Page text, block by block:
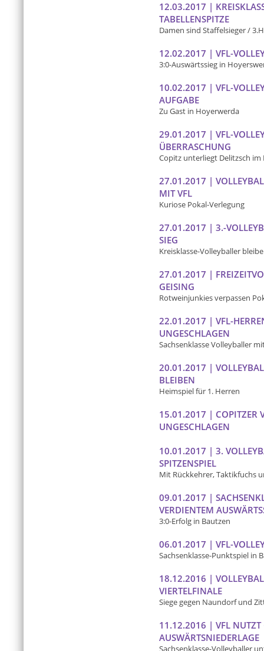
12.03.2017 |
TABELLENSPITZE
Damen sind Staffelsieger /
12.02.2017 | VFL-
3:0-Auswärtssieg in
10.02.2017 | VFL-
AUFGABE
Zu Gast in Hoyerwerda
29.01.2017 | VFL-
ÜBERRASCHUNG
Copitz unterliegt Delitzsch im
27.01.2017 |
MIT VFL
Kuriose Pokal-Verlegung
27.01.2017 | 3.-
SIEG
Kreisklasse-Volleyballer
27.01.2017 |
GEISING
Rotweinjunkies verpassen
22.01.2017 | VFL-
UNGESCHLAGEN
Sachsenklasse Volleyballer
20.01.2017 |
BLEIBEN
Heimspiel für 1. Herren
15.01.2017 | COPITZER
UNGESCHLAGEN
10.01.2017 | 3.
SPITZENSPIEL
Mit Rückkehrer, Taktikfuchs
09.01.2017 |
VERDIENTEM
3:0-Erfolg in Bautzen
06.01.2017 | VFL-
Sachsenklasse-Punktspiel in
18.12.2016 |
VIERTELFINALE
Siege gegen Naundorf und
11.12.2016 | VFL NUTZT
AUSWÄRTSNIEDERLAGE
Sachsenklasse-Volleyballer